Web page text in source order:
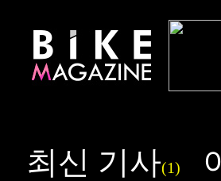
최신 기사(1)